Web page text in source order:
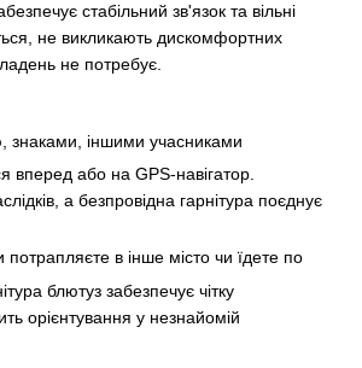
стабільний зв'язок та вільні
не викликають дискомфортних
не потребує.
знаками, іншими учасниками
вперед або на GPS-навігатор.
а безпровідна гарнітура поєднує
в інше місто чи їдете по
блютуз забезпечує чітку
орієнтування у незнайомій